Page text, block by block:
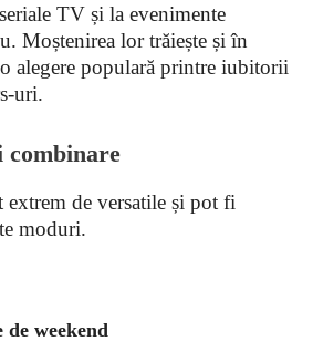
TV și la evenimente
Moștenirea lor trăiește și în
alegere populară printre iubitorii
uri.
combinare
extrem de versatile și pot fi
moduri.
weekend